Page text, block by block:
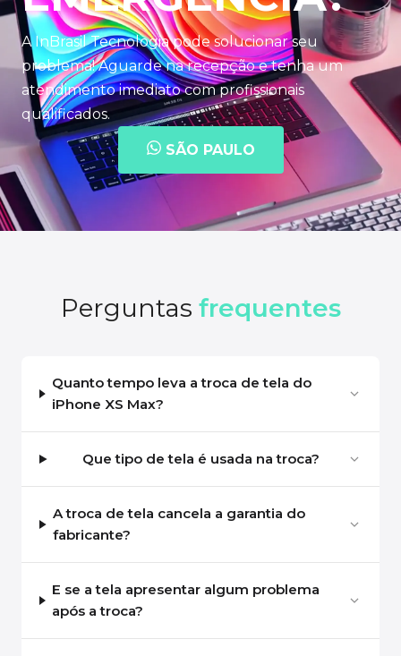
A InBrasil Tecnologia pode solucionar seu
problema! Aguarde na recepção e tenha um
atendimento imediato com profissionais
qualificados.
SÃO PAULO
Perguntas frequentes
Quanto tempo leva a troca de tela do
iPhone XS Max?
Que tipo de tela é usada na troca?
A troca de tela cancela a garantia do
fabricante?
E se a tela apresentar algum problema
após a troca?